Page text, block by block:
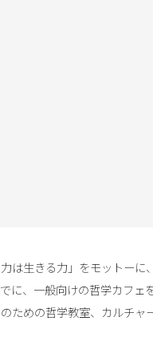
は生きる力」をモットー
に、一般向けの哲学カフ
めの哲学教室、カルチャ